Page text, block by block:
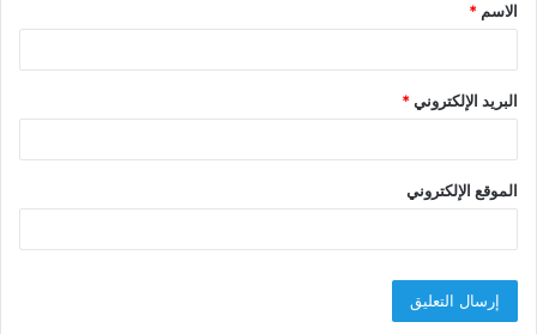
*
الاسم *
البريد الإلكتروني*
الموقع الإلكتروني